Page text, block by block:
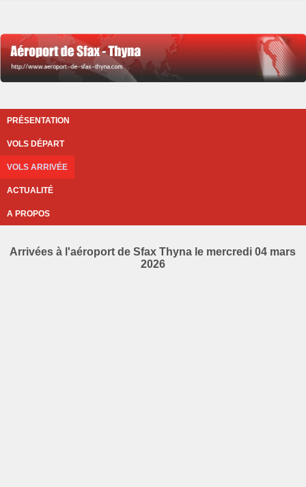
PRÉSENTATION
VOLS DÉPART
VOLS ARRIVÉE
ACTUALITÉ
A PROPOS
Arrivées à l'aéroport de Sfax Thyna le mercredi 04 mars
2026